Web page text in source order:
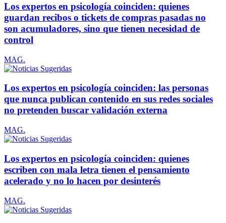
Los expertos en psicología coinciden: quienes
guardan recibos o tickets de compras pasadas no
son acumuladores, sino que tienen necesidad de
control
MAG.
Los expertos en psicología coinciden: las personas
que nunca publican contenido en sus redes sociales
no pretenden buscar validación externa
MAG.
Los expertos en psicología coinciden: quienes
escriben con mala letra tienen el pensamiento
acelerado y no lo hacen por desinterés
MAG.